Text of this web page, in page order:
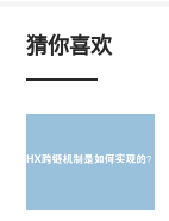
猜你喜欢